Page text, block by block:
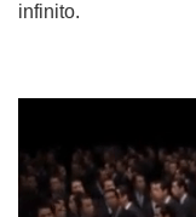
infinito.